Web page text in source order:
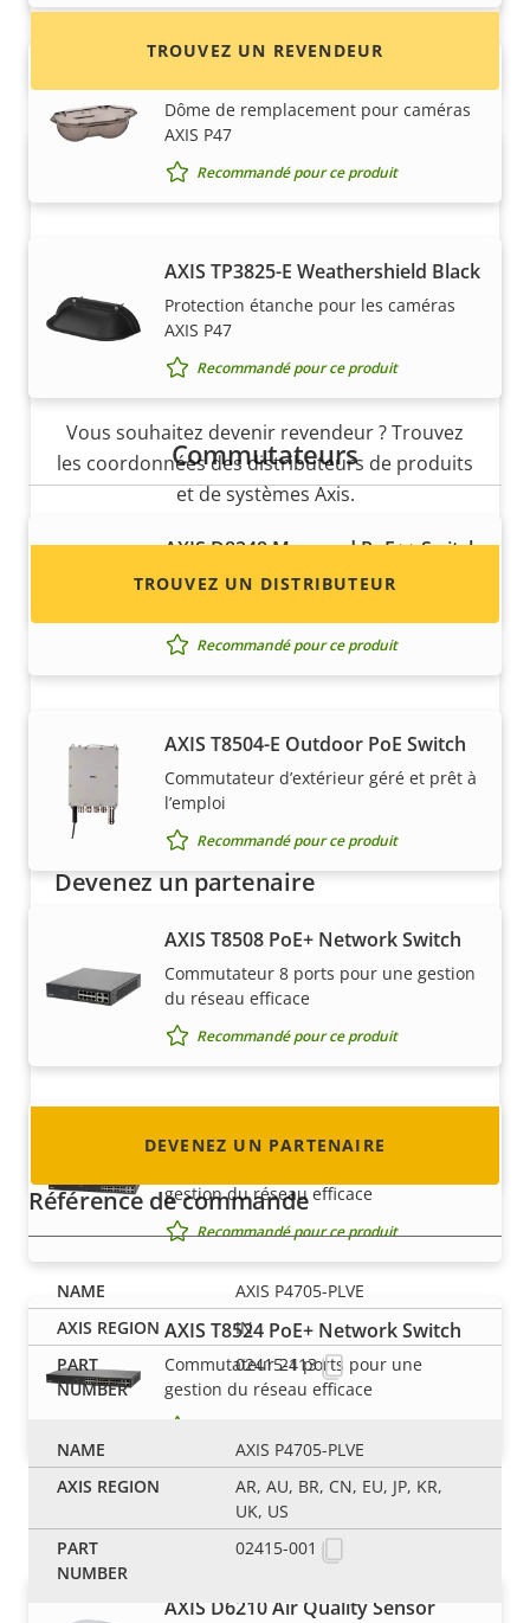
Dôme de remplacement pour caméras
AXIS P47
Recommandé pour ce produit
AXIS TP3825-E Weathershield Black
Protection étanche pour les caméras
AXIS P47
Recommandé pour ce produit
Commutateurs
AXIS D8248 Managed PoE++ Switch
Commutateur 48 ports pour une
Recommandé pour ce produit
AXIS T8504-E Outdoor PoE Switch
Commutateur d’extérieur géré et prêt à
l’emploi
Recommandé pour ce produit
AXIS T8508 PoE+ Network Switch
Commutateur 8 ports pour une gestion
du réseau efficace
Recommandé pour ce produit
AXIS T8516 PoE+ Network Switch
gestion du réseau efficace
Recommandé pour ce produit
AXIS T8524 PoE+ Network Switch
Commutateur 24 ports pour une
gestion du réseau efficace
Dispositifs de conversion des ports
AXIS D6210 Air Quality Sensor
TROUVEZ UN REVENDEUR
Vous voulez vendre des produits
Vous souhaitez devenir revendeur ? Trouvez
les coordonnées des distributeurs de produits
et de systèmes Axis.
TROUVEZ UN DISTRIBUTEUR
Devenez un partenaire
Vous êtes un revendeur, un distributeur, un
intégrateur système ou un installateur ? Nous
avons des partenaires dans quasiment tous
les pays du monde. Découvrez comment en
DEVENEZ UN PARTENAIRE
Référence de commande
AXIS P4705-PLVE
IN
02415-113
AXIS P4705-PLVE
AR, AU, BR, CN, EU, JP, KR,
UK, US
02415-001